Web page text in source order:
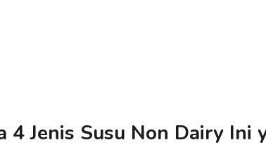
4 Jenis Susu Non Dairy Ini